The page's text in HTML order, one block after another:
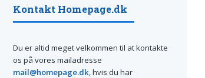
Kontakt Homepage.dk
Du er altid meget velkommen til at kontakte
os på vores mailadresse
mail@homepage.dk, hvis du har